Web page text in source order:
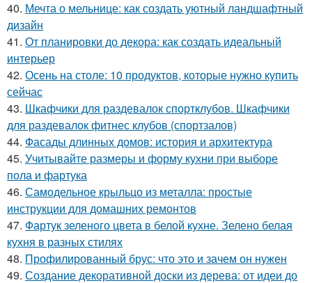
40. Мечта о мельнице: как создать уютный ландшафтный
дизайн
41. От планировки до декора: как создать идеальный
интерьер
42. Осень на столе: 10 продуктов, которые нужно купить
сейчас
43. Шкафчики для раздевалок спортклубов. Шкафчики
для раздевалок фитнес клубов (спортзалов)
44. Фасады длинных домов: история и архитектура
45. Учитывайте размеры и форму кухни при выборе
пола и фартука
46. Самодельное крыльцо из металла: простые
инструкции для домашних ремонтов
47. Фартук зеленого цвета в белой кухне. Зелено белая
кухня в разных стилях
48. Профилированный брус: что это и зачем он нужен
49. Создание декоративной доски из дерева: от идеи до